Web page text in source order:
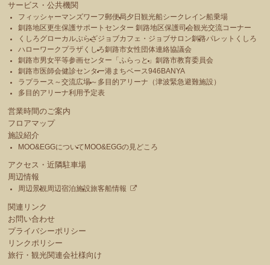
サービス・公共機関
フィッシャーマンズワーフ郵便局夕日観光船シークレイン船乗場
釧路地区更生保護サポートセンター 釧路地区保護司会観光交流コーナー
くしろグローカルぷらざジョブカフェ・ジョブサロン釧路パレットくしろ
ハローワークプラザくしろ釧路市女性団体連絡協議会
釧路市男女平等参画センター「ふらっと」釧路市教育委員会
釧路市医師会健診センター港まちベース946BANYA
ラプラース～交流広場～ 多目的アリーナ（津波緊急避難施設）
多目的アリーナ利用予定表
営業時間のご案内
フロアマップ
施設紹介
MOO&EGGについて MOO&EGGの見どころ
アクセス・近隣駐車場
周辺情報
周辺景観周辺宿泊施設旅客船情報
関連リンク
お問い合わせ
プライバシーポリシー
リンクポリシー
旅行・観光関連会社様向け